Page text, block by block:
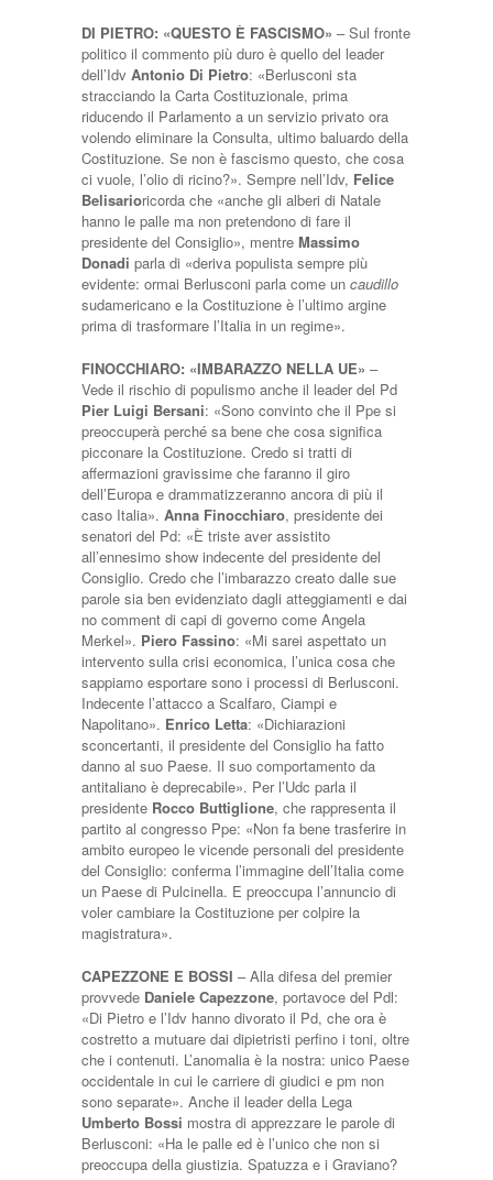
DI PIETRO: «QUESTO È FASCISMO» – Sul fronte
politico il commento più duro è quello del leader
dell’Idv Antonio Di Pietro: «Berlusconi sta
stracciando la Carta Costituzionale, prima
riducendo il Parlamento a un servizio privato ora
volendo eliminare la Consulta, ultimo baluardo della
Costituzione. Se non è fascismo questo, che cosa
ci vuole, l’olio di ricino?». Sempre nell’Idv, Felice
Belisarioricorda che «anche gli alberi di Natale
hanno le palle ma non pretendono di fare il
presidente del Consiglio», mentre Massimo
Donadi parla di «deriva populista sempre più
evidente: ormai Berlusconi parla come un caudillo
sudamericano e la Costituzione è l’ultimo argine
prima di trasformare l’Italia in un regime».
FINOCCHIARO: «IMBARAZZO NELLA UE» –
Vede il rischio di populismo anche il leader del Pd
Pier Luigi Bersani: «Sono convinto che il Ppe si
preoccuperà perché sa bene che cosa significa
picconare la Costituzione. Credo si tratti di
affermazioni gravissime che faranno il giro
dell’Europa e drammatizzeranno ancora di più il
caso Italia». Anna Finocchiaro, presidente dei
senatori del Pd: «È triste aver assistito
all’ennesimo show indecente del presidente del
Consiglio. Credo che l’imbarazzo creato dalle sue
parole sia ben evidenziato dagli atteggiamenti e dai
no comment di capi di governo come Angela
Merkel». Piero Fassino: «Mi sarei aspettato un
intervento sulla crisi economica, l’unica cosa che
sappiamo esportare sono i processi di Berlusconi.
Indecente l’attacco a Scalfaro, Ciampi e
Napolitano». Enrico Letta: «Dichiarazioni
sconcertanti, il presidente del Consiglio ha fatto
danno al suo Paese. Il suo comportamento da
antitaliano è deprecabile». Per l’Udc parla il
presidente Rocco Buttiglione, che rappresenta il
partito al congresso Ppe: «Non fa bene trasferire in
ambito europeo le vicende personali del presidente
del Consiglio: conferma l’immagine dell’Italia come
un Paese di Pulcinella. E preoccupa l’annuncio di
voler cambiare la Costituzione per colpire la
magistratura».
CAPEZZONE E BOSSI – Alla difesa del premier
provvede Daniele Capezzone, portavoce del Pdl:
«Di Pietro e l’Idv hanno divorato il Pd, che ora è
costretto a mutuare dai dipietristi perfino i toni, oltre
che i contenuti. L’anomalia è la nostra: unico Paese
occidentale in cui le carriere di giudici e pm non
sono separate». Anche il leader della Lega
Umberto Bossi mostra di apprezzare le parole di
Berlusconi: «Ha le palle ed è l’unico che non si
preoccupa della giustizia. Spatuzza e i Graviano?